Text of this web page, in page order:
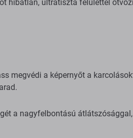
hibátlan, ultratiszta felülettel
megvédi a képernyőt a
a nagyfelbontású